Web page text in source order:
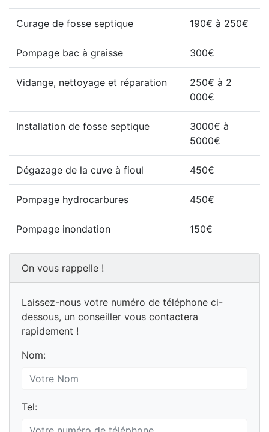
Curage de fosse septique 190€ à 250€
Pompage bac à graisse 300€
Vidange, nettoyage et réparation
250€ à 2
000€
Installation de fosse septique
3000€ à
5000€
Dégazage de la cuve à fioul 450€
Pompage hydrocarbures 450€
Pompage inondation 150€
On vous rappelle !
Laissez-nous votre numéro de téléphone ci-
dessous, un conseiller vous contactera
rapidement !
Nom:
Tel: